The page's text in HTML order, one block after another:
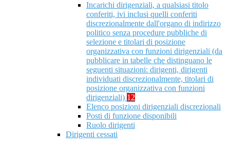
Incarichi dirigenziali, a qualsiasi titolo
conferiti, ivi inclusi quelli conferiti
discrezionalmente dall'organo di indirizzo
politico senza procedure pubbliche di
selezione e titolari di posizione
organizzativa con funzioni dirigenziali (da
pubblicare in tabelle che distinguano le
seguenti situazioni: dirigenti, dirigenti
individuati discrezionalmente, titolari di
posizione organizzativa con funzioni
dirigenziali) 12
Elenco posizioni dirigenziali discrezionali
Posti di funzione disponibili
Ruolo dirigenti
Dirigenti cessati